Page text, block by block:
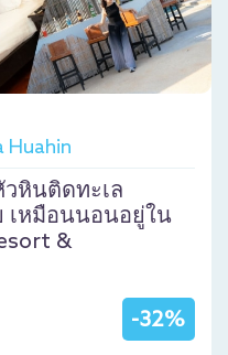
Huahin
หินติดทะเล
เหมือนนอนอยู่ใน
&
-32%